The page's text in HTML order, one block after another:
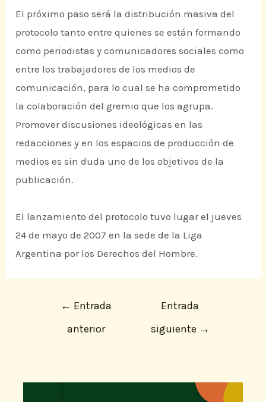
El próximo paso será la distribución masiva del
protocolo tanto entre quienes se están formando
como periodistas y comunicadores sociales como
entre los trabajadores de los medios de
comunicación, para lo cual se ha comprometido
la colaboración del gremio que los agrupa.
Promover discusiones ideológicas en las
redacciones y en los espacios de producción de
medios es sin duda uno de los objetivos de la
publicación.
El lanzamiento del protocolo tuvo lugar el jueves
24 de mayo de 2007 en la sede de la Liga
Argentina por los Derechos del Hombre.
← Entrada
anterior
Entrada
siguiente →